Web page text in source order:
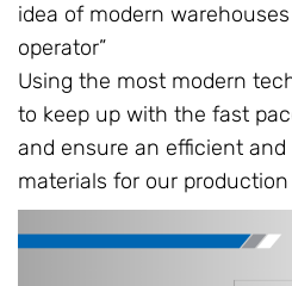
idea of ​​modern
operator”
Using the most modern
to keep up with the fast
and ensure an efficient
materials for our